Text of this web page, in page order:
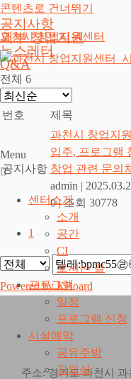
콘텐츠로 건너뛰기
과천시 창업지원센터
Menu
센터소개
소개
공간
CI
오시는 길
프로그램
일정
프로그램 신청
시설예약
공유주방
강의실
공지사항
외부 창업지원
뉴스레터
Q&A
전체 6
번호 제목
공지사항
과천시 창업지
입주, 프로그램
창업 관련 문의
admin |
0 | 조회 30778
1
Powered by KBoard
주소: 경기도 과천시 과